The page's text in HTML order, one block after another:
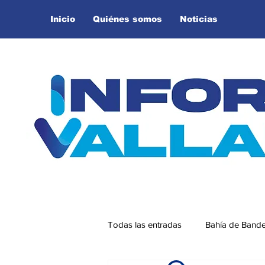
Inicio Quiénes somos Noticias
Todas las entradas Bahía de